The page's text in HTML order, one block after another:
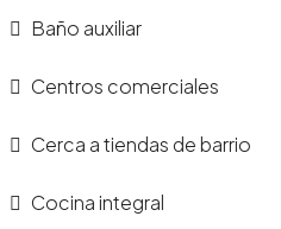
Baño auxiliar
Centros comerciales
Cerca a tiendas de barrio
Cocina integral